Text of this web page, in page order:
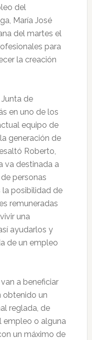
del
María José
del martes el
para
la creación
Junta de
en uno de los
equipo de
generación de
Roberto,
va destinada a
personas
posibilidad de
remuneradas
una
ayudarlos y
de un empleo
a beneficiar
obtenido un
reglada, de
empleo o alguna
un máximo de